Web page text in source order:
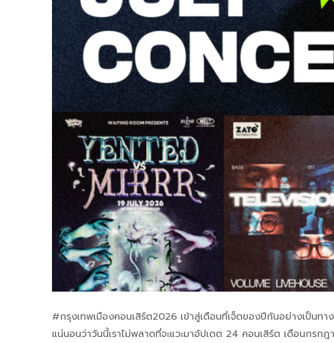
#กรุงเทพเมืองคอนเสิร์ต2026 เข้าสู่เดือนที่เจ็ดของปีกันอย่างเป็นท
แน่นอนว่าวันนี้เราไม่พลาดที่จะแวะมาอัปเดต 24 คอนเสิร์ต เดือนก